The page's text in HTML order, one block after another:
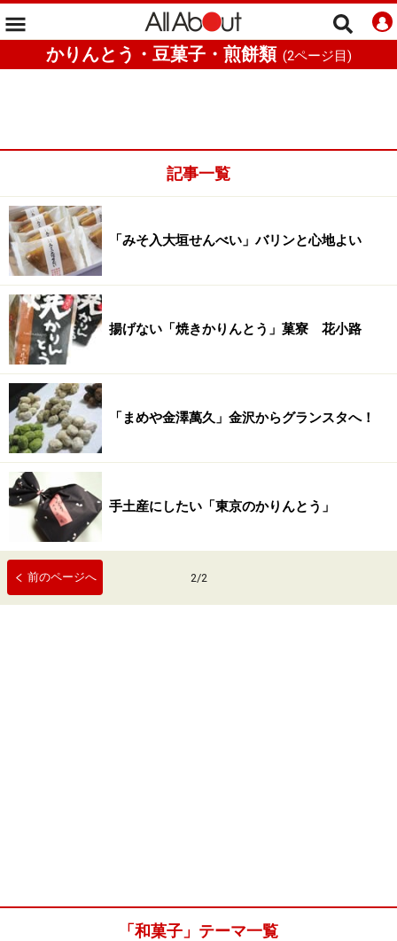
かりんとう・豆菓子・煎餅類 (2ページ目)
記事一覧
「みそ入大垣せんべい」バリンと心地よい
揚げない「焼きかりんとう」菓寮 花小路
「まめや金澤萬久」金沢からグランスタへ！
手土産にしたい「東京のかりんとう」
前のページへ 2/2
「和菓子」テーマ一覧